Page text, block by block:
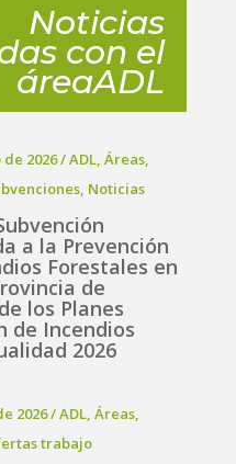
Noticias
con el
áreaADL
2026/ADL, Áreas,
, Noticias
a la Prevención
Forestales en
de
los Planes
de Incendios
2026
2026/ADL, Áreas,
trabajo